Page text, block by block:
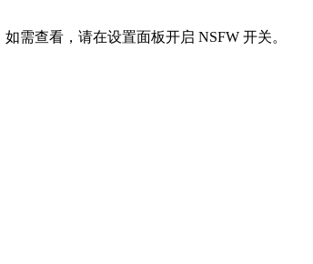
需查看，请在设置面板开启 NSFW 开关。